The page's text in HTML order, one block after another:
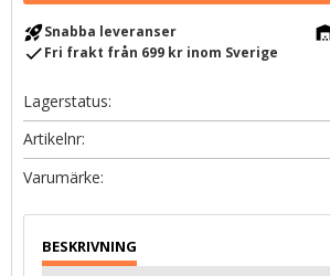
rocket_launchSnabba leveranser
checkFri frakt från 699 kr inom Sverige
Lagerstatus
Artikelnr